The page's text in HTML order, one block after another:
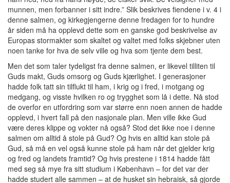
munnen, men forbanner i sitt indre.” Slik beskrives fiendene i v. 4 i
denne salmen, og kirkegjengerne denne fredagen for to hundre
år siden må ha opplevd dette som en ganske god beskrivelse av
Europas stormakter som skaltet og valtet med folks skjebner uten
noen tanke for hva de selv ville og hva som tjente dem best.
Men det som taler tydeligst fra denne salmen, er likevel tilliten til
Guds makt, Guds omsorg og Guds kjærlighet. I generasjoner
hadde folk tatt sin tilflukt til ham, i krig og i fred, i motgang og
medgang, og visste hvilken ro og trygghet som lå i dette. Nå stod
de overfor en utfordring som var større enn noen annen de hadde
opplevd, i hvert fall på den nasjonale plan. Men ville ikke Gud
være deres klippe og vokter nå også? Stod det ikke noe i denne
salmen om alltid å stole på Gud? Og hvis en alltid kan stole på
Gud, så må en vel også kunne stole på ham når det gjelder krig
og fred og landets framtid? Og hvis prestene i 1814 hadde fått
med seg så mye fra sitt studium i København – for det var der
hadde studert alle sammen – at de husket sin hebraisk, så gjorde